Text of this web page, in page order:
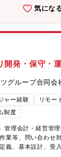
やDX、業務改善プ
たな領域へのチャ
ームのご紹介2016
籍しています。主
プ各部門より依頼
など）を遂行し、
者雇用のビジョン
目指して下さる方
JapanのDE&I
創ることができる
務改善、人材育成
間、フルフレックス
きる・障がいの有
る文化がある・今
マネージャーへと
ご経験をお持ちの
ご経験者- 店舗運
、安定的な運営を
予実管理および
告業務 ・各種デー
SSLおよびリーダ
ジネスモデル、競
社員などを含むチ
の他、データに基
英語活用場面・グロ
だきます。・英語
ン等に対応してい
構成や雰囲気など
、メンバ社員8名、
性、女性比率は90
ちワーキングマザ
ブルな働き方を推
・所定労働7時間勤
気にな
開発・保守・
グループ合同会
ャー経験
リモー
制度
管理会計・経営管
業等、問い合わせ
義、基本設計、受